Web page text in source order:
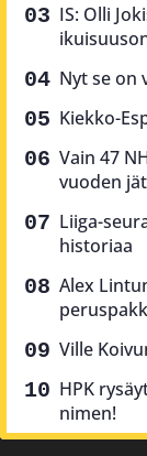
IS: Olli
Nyt se on
Kiekko-
Vain 47
vuoden
Liiga-
historiaa
Alex
Ville
HPK
nimen!